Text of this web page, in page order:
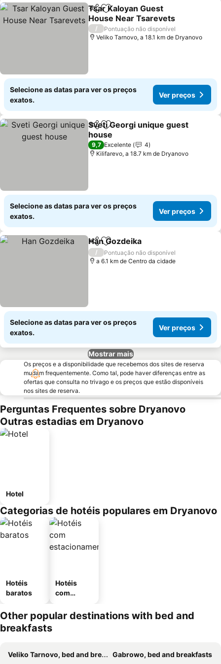
PartilharAdicionar aos favoritos
Tsar Kaloyan Guest
House Near Tsarevets
Ver preços
/
Pontuação não disponível
Veliko Tarnovo, a 18.1 km de Dryanovo
Selecione as datas para ver os preços
exatos.
Ver preços
PartilharAdicionar aos favoritos
Sveti Georgi unique guest
house
Ver preços
9,7 Excelente
4
Kilifarevo, a 18.7 km de Dryanovo
Selecione as datas para ver os preços
exatos.
Ver preços
PartilharAdicionar aos favoritos
Han Gozdeika
/
Pontuação não disponível
a 6.1 km de Centro da cidade
Selecione as datas para ver os preços
exatos.
Ver preços
Mostrar mais
Os preços e a disponibilidade que recebemos dos sites de reserva
mudam frequentemente. Como tal, pode haver diferenças entre as
ofertas que consulta no trivago e os preços que estão disponíveis
nos sites de reserva.
Perguntas Frequentes sobre Dryanovo
Outras estadias em Dryanovo
Hotel
Categorias de hotéis populares em Dryanovo
Hotéis
baratos
Hotéis
com
mento
Other popular destinations with bed and
breakfasts
Veliko Tarnovo, bed and breakfasts
Gabrowo, bed and breakfasts